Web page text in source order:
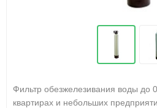
Фильтр обезжелезивания воды до
квартирах и небольших